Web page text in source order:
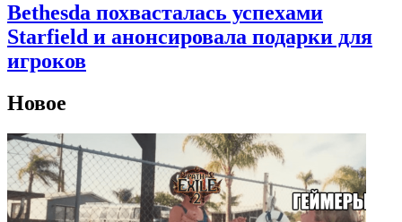
Bethesda похвасталась успехами
Starfield и анонсировала подарки для
игроков
Новое